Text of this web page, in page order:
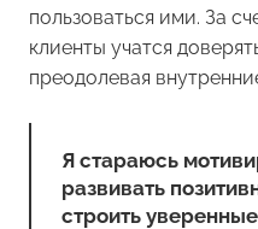
пользоваться ими. За
клиенты учатся
преодолевая
Я стараюсь
развивать
строить